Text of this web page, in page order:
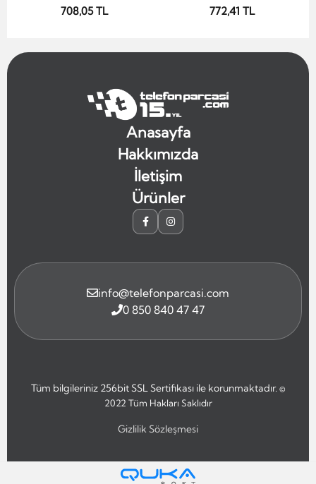
708,05 TL 772,41 TL
Anasayfa
Hakkımızda
İletişim
Ürünler
info@telefonparcasi.com
0 850 840 47 47
Tüm bilgileriniz 256bit SSL Sertifikası ile korunmaktadır.©
2022 Tüm Hakları Saklıdır
Gizlilik Sözleşmesi